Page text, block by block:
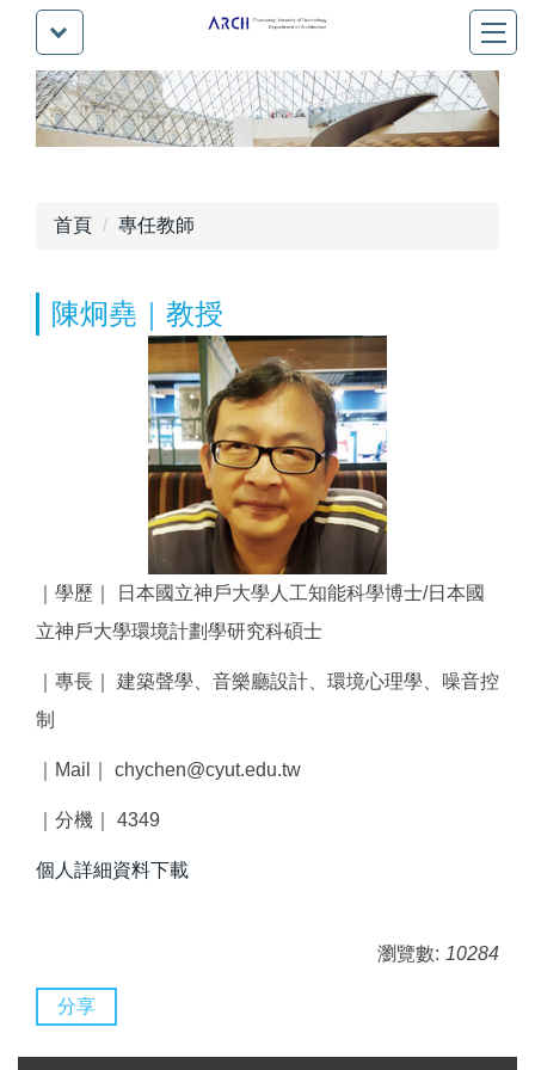
首頁 專任教師
陳炯堯｜教授
｜學歷｜ 日本國立神戶大學人工知能科學博士/日本國
立神戶大學環境計劃學研究科碩士
｜專長｜ 建築聲學、音樂廳設計、環境心理學、噪音控
制
｜Mail｜ chychen@cyut.edu.tw
｜分機｜ 4349
個人詳細資料下載
瀏覽數: 10284
分享